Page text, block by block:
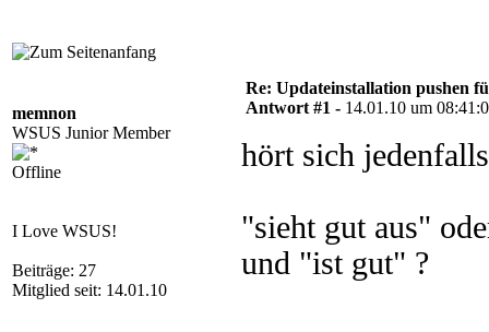
memnon
WSUS Junior Member
Offline
I Love WSUS!
Beiträge: 27
Mitglied seit: 14.01.10
Re: Updateinstallation pushen
Antwort #1 - 14.01.10 um
hört sich
"sieht gut aus"
und "ist gut" ?